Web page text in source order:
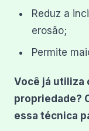
Reduz a
erosão;
Permite
Você já utiliza
propriedade?
essa técnica